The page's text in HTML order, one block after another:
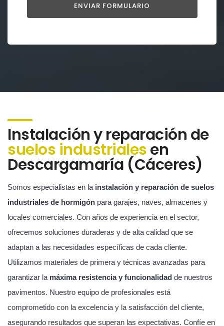
Instalación y reparación de
suelos industrialesen
Descargamaría (Cáceres)
Somos especialistas en la instalación y reparación de suelos
industriales de hormigón para garajes, naves, almacenes y
locales comerciales. Con años de experiencia en el sector,
ofrecemos soluciones duraderas y de alta calidad que se
adaptan a las necesidades específicas de cada cliente.
Utilizamos materiales de primera y técnicas avanzadas para
garantizar la máxima resistencia y funcionalidad de nuestros
pavimentos. Nuestro equipo de profesionales está
comprometido con la excelencia y la satisfacción del cliente,
asegurando resultados que superan las expectativas. Confíe en